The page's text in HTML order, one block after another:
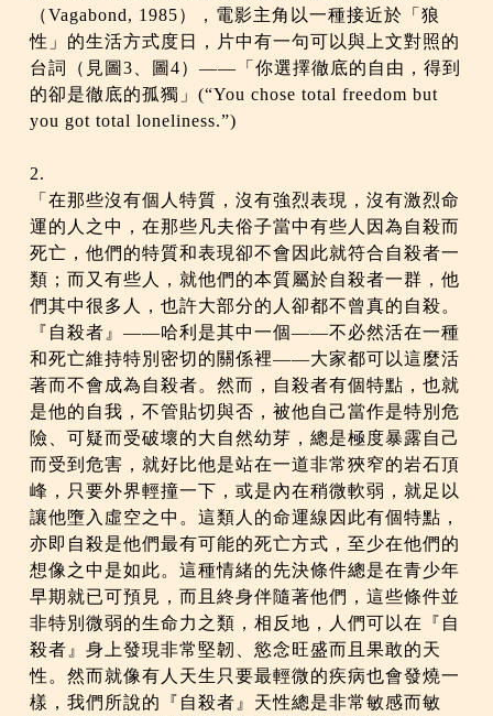
（Vagabond, 1985），電影主角以一種接近於「狼
性」的生活方式度日，片中有一句可以與上文對照的
台詞（見圖3、圖4）——「你選擇徹底的自由，得到
的卻是徹底的孤獨」(“You chose total freedom but
you got total loneliness.”)
2.
「在那些沒有個人特質，沒有強烈表現，沒有激烈命
運的人之中，在那些凡夫俗子當中有些人因為自殺而
死亡，他們的特質和表現卻不會因此就符合自殺者一
類；而又有些人，就他們的本質屬於自殺者一群，他
們其中很多人，也許大部分的人卻都不曾真的自殺。
『自殺者』——哈利是其中一個——不必然活在一種
和死亡維持特別密切的關係裡——大家都可以這麼活
著而不會成為自殺者。然而，自殺者有個特點，也就
是他的自我，不管貼切與否，被他自己當作是特別危
險、可疑而受破壞的大自然幼芽，總是極度暴露自己
而受到危害，就好比他是站在一道非常狹窄的岩石頂
峰，只要外界輕撞一下，或是內在稍微軟弱，就足以
讓他墮入虛空之中。這類人的命運線因此有個特點，
亦即自殺是他們最有可能的死亡方式，至少在他們的
想像之中是如此。這種情緒的先決條件總是在青少年
早期就已可預見，而且終身伴隨著他們，這些條件並
非特別微弱的生命力之類，相反地，人們可以在『自
殺者』身上發現非常堅韌、慾念旺盛而且果敢的天
性。然而就像有人天生只要最輕微的疾病也會發燒一
樣，我們所說的『自殺者』天性總是非常敏感而敏